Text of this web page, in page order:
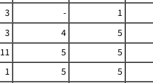
3 - 1
3 4 5
11 5 5
1 5 5